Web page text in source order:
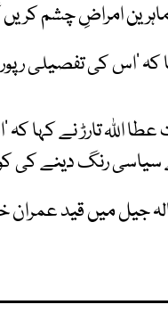
امراضِ چشم
کہ ‘اس کی تفصیلی
اللہ تارڑ نے کہا کہ
رنگ دینے کی
جیل میں قید